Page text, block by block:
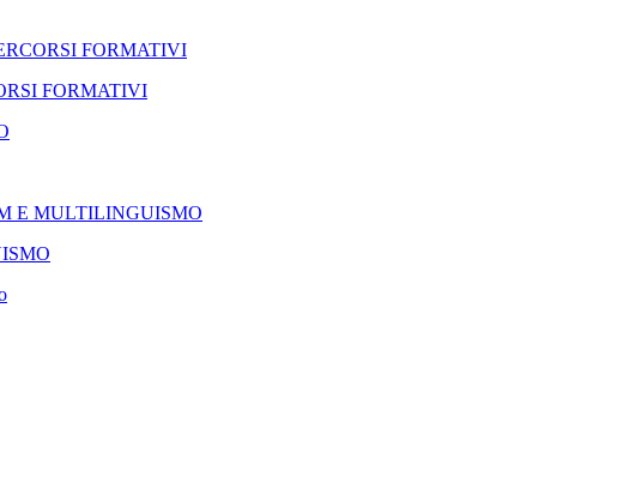
FORMATIVI
FORMATIVI
E MULTILINGUISMO